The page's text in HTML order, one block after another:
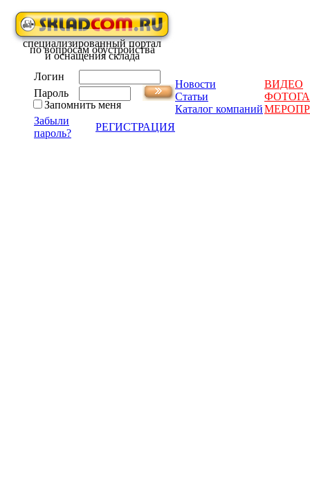
специализированный портал
по вопросам обустройства
и оснащения склада
Логин
Пароль
Запомнить меня
Забыли
пароль?
РЕГИСТРАЦИЯ
Новости
ВИДЕО
Статьи
Каталог компаний